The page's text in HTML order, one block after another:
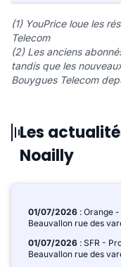
(1) YouPrice loue les
Telecom
(2) Les anciens
tandis que les
Bouygues Telecom
Les
Noailly
01/07/2026 : Orange
Beauvallon rue des
01/07/2026 : SFR -
Beauvallon rue des